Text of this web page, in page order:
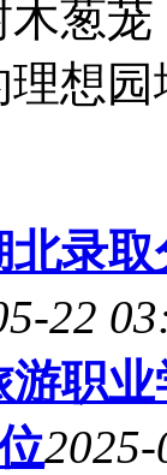
葱
想园
录
22
职